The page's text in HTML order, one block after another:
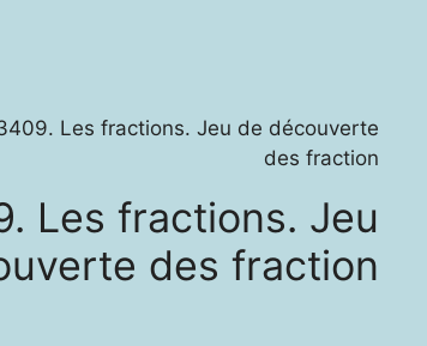
Les fractions. Jeu de découverte
des fraction
Les fractions. Jeu
des fraction